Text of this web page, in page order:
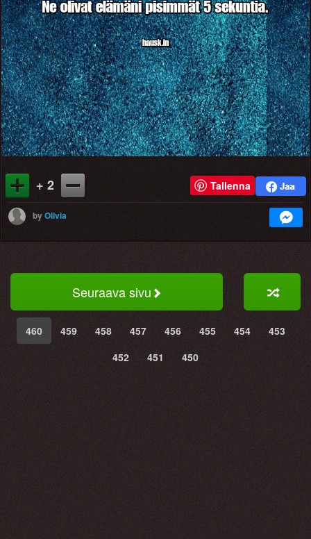
+ 2 Tallenna
byOlivia
Seuraava sivu
460 459 458 457 456 455 454
453
452
451 450